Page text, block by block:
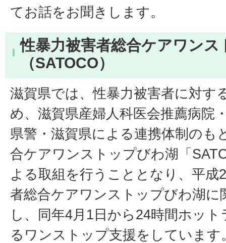
てお話をお聞きします。
性暴力被害者総合ケアワンス
（SATOCO）
滋賀県では、性暴力被害者に対す
め、滋賀県産婦人科医会推薦病院
県警・滋賀県による連携体制のも
合ケアワンストップびわ湖「
よる取組を行うこととなり、平成
者総合ケアワンストップびわ湖に
し、同年4月1日から24時間ホッ
るワンストップ支援をしています